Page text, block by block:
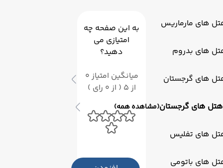
های مارماریس
های بدروم
های گرجستان
هتل های گرجستان(مشاهده همه)
های تفلیس
های باتومی
به این صفحه چه
امتیازی می
دهید؟
میانگین امتیاز 0
از 5 ( از 0 رای )